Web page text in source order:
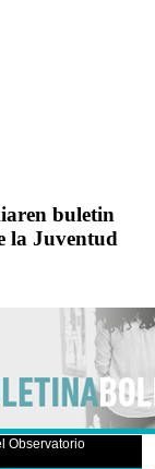
buletin
la Juventud
Observatorio